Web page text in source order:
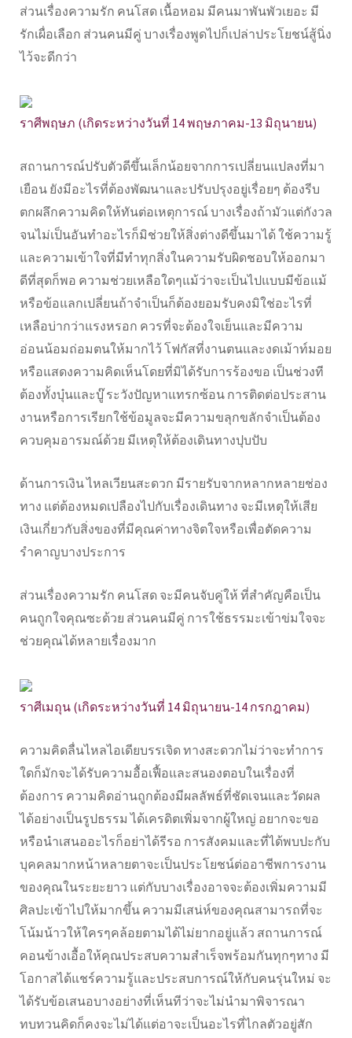
ส่วนเรื่องความรัก คนโสด เนื้อหอม มีคนมาพันพัวเยอะ มี
รักเผื่อเลือก ส่วนคนมีคู่ บางเรื่องพูดไปก็เปล่าประโยชน์สู้นิ่ง
ไว้จะดีกว่า
ราศีพฤษภ (เกิดระหว่างวันที่ 14 พฤษภาคม-13 มิถุนายน)
สถานการณ์ปรับตัวดีขึ้นเล็กน้อยจากการเปลี่ยนแปลงที่มา
เยือน ยังมีอะไรที่ต้องพัฒนาและปรับปรุงอยู่เรื่อยๆ ต้องรีบ
ตกผลึกความคิดให้ทันต่อเหตุการณ์ บางเรื่องถ้ามัวแต่กังวล
จนไม่เป็นอันทำอะไรก็มิช่วยให้สิ่งต่างดีขึ้นมาได้ ใช้ความรู้
และความเข้าใจที่มีทำทุกสิ่งในความรับผิดชอบให้ออกมา
ดีที่สุดก็พอ ความช่วยเหลือใดๆแม้ว่าจะเป็นไปแบบมีข้อแม้
หรือข้อแลกเปลี่ยนถ้าจำเป็นก็ต้องยอมรับคงมิใช่อะไรที่
เหลือบ่ากว่าแรงหรอก ควรที่จะต้องใจเย็นและมีความ
อ่อนน้อมถ่อมตนให้มากไว้ โฟกัสที่งานตนและงดเม้าท์มอย
หรือแสดงความคิดเห็นโดยที่มิได้รับการร้องขอ เป็นช่วงที
ต้องทั้งบุ๋นและบู๊ ระวังปัญหาแทรกซ้อน การติดต่อประสาน
งานหรือการเรียกใช้ข้อมูลจะมีความขลุกขลักจำเป็นต้อง
ควบคุมอารมณ์ด้วย มีเหตุให้ต้องเดินทางปุบปับ
ด้านการเงิน ไหลเวียนสะดวก มีรายรับจากหลากหลายช่อง
ทาง แต่ต้องหมดเปลืองไปกับเรื่องเดินทาง จะมีเหตุให้เสีย
เงินเกี่ยวกับสิ่งของที่มีคุณค่าทางจิตใจหรือเพื่อตัดความ
รำคาญบางประการ
ส่วนเรื่องความรัก คนโสด จะมีคนจับคู่ให้ ที่สำคัญคือเป็น
คนถูกใจคุณซะด้วย ส่วนคนมีคู่ การใช้ธรรมะเข้าข่มใจจะ
ช่วยคุณได้หลายเรื่องมาก
ราศีเมถุน (เกิดระหว่างวันที่ 14 มิถุนายน-14 กรกฎาคม)
ความคิดลื่นไหลไอเดียบรรเจิด ทางสะดวกไม่ว่าจะทำการ
ใดก็มักจะได้รับความอื้อเฟื้อและสนองตอบในเรื่องที่
ต้องการ ความคิดอ่านถูกต้องมีผลลัพธ์ที่ชัดเจนและวัดผล
ได้อย่างเป็นรูปธรรม ได้เครดิตเพิ่มจากผู้ใหญ่ อยากจะขอ
หรือนำเสนออะไรก็อย่าได้รีรอ การสังคมและที่ได้พบปะกับ
บุคคลมากหน้าหลายตาจะเป็นประโยชน์ต่ออาชีพการงาน
ของคุณในระยะยาว แต่กับบางเรื่องอาจจะต้องเพิ่มความมี
ศิลปะเข้าไปให้มากขึ้น ความมีเสน่ห์ของคุณสามารถที่จะ
โน้มน้าวให้ใครๆคล้อยตามได้ไม่ยากอยู่แล้ว สถานการณ์
คอนข้างเอื้อให้คุณประสบความสำเร็จพร้อมกันทุกๆทาง มี
โอกาสได้แชร์ความรู้และประสบการณ์ให้กับคนรุ่นใหม่ จะ
ได้รับข้อเสนอบางอย่างที่เห็นทีว่าจะไม่นำมาพิจารณา
ทบทวนคิดก็คงจะไม่ได้แต่อาจะเป็นอะไรที่ไกลตัวอยู่สัก